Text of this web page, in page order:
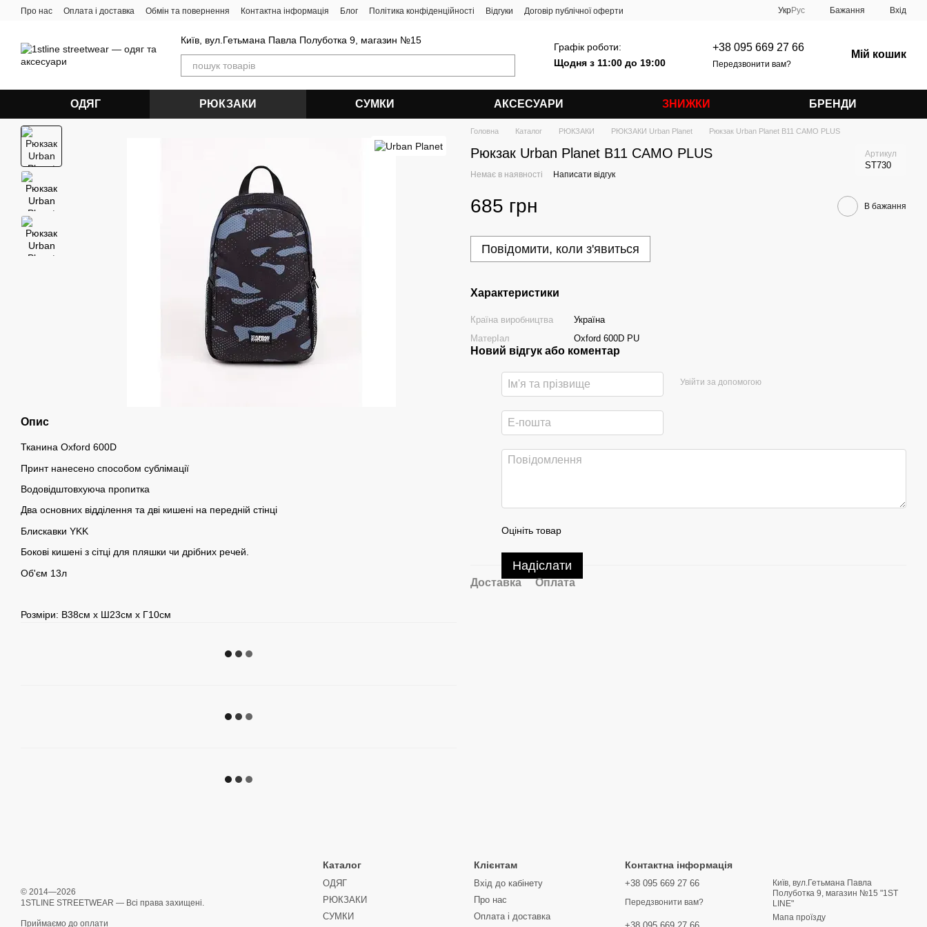
Перейти до основного контенту
Про нас Оплата і доставка Обмін та повернення Контактна інформація Блог Політика конфіденційності Відгуки Договір публічної оферти УкрРус Бажання Вхід
Київ, вул.Гетьмана Павла Полуботка 9, магазин №15
Графік роботи:
Щодня з 11:00 до 19:00
+38 095 669 27 66
Передзвонити вам?
Мій кошик
ОДЯГ РЮКЗАКИ СУМКИ АКСЕСУАРИ ЗНИЖКИ БРЕНДИ
Опис
Тканина Oxford 600D
Принт нанесено способом сублімації
Водовідштовхуюча пропитка
Два основних відділення та дві кишені на передній стінці
Блискавки YKK
Бокові кишені з сітці для пляшки чи дрібних речей.
Об'єм 13л
Розміри: B38см х Ш23см х Г10см
Головна Каталог РЮКЗАКИ РЮКЗАКИ Urban Planet Рюкзак Urban Planet B11 CAMO PLUS
Рюкзак Urban Planet B11 CAMO PLUS Артикул
ST730
Немає в наявності Написати відгук
685 грн В бажання
Повідомити, коли з'явиться
Характеристики
Країна виробництва
Україна
МатерІал
Oxford 600D PU
Новий відгук або коментар
Увійти за допомогою
Оцініть товар
Надіслати
Доставка Оплата
© 2014—2026
1STLINE STREETWEAR — Всі права захищені.
Приймаємо до оплати
Каталог
ОДЯГ
РЮКЗАКИ
СУМКИ
Клієнтам
Вхід до кабінету
Про нас
Оплата і доставка
Контактна інформація
+38 095 669 27 66
Передзвонити вам?
Київ, вул.Гетьмана Павла
Полуботка 9, магазин №15 "1ST
LINE"
Мапа проїзду